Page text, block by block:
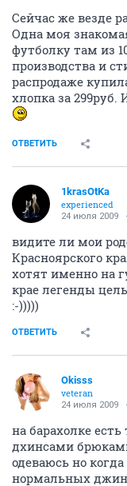
Сейчас же везде
Одна моя
футболку там из
производства и
распродаже
хлопка за
ОТВЕТИТЬ
1krasOtKa
experienced
24 июля 2009
видите ли мои
Красноярского
хотят именно на
крае легенды
:-)))))
ОТВЕТИТЬ
Okisss
veteran
24 июля 2009
на барахолке
дхинсами
одеваюсь но
нормальных